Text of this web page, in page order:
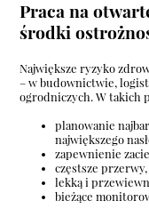
Praca na
środki
Największe ryzyko
– w budownictwie,
ogrodniczych. W takich
planowanie
największego
zapewnienie
częstsze przerwy,
lekką i
bieżące